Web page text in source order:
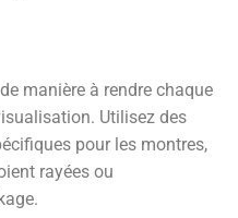
manière à rendre chaque
Utilisez des
pour les montres,
rayées ou